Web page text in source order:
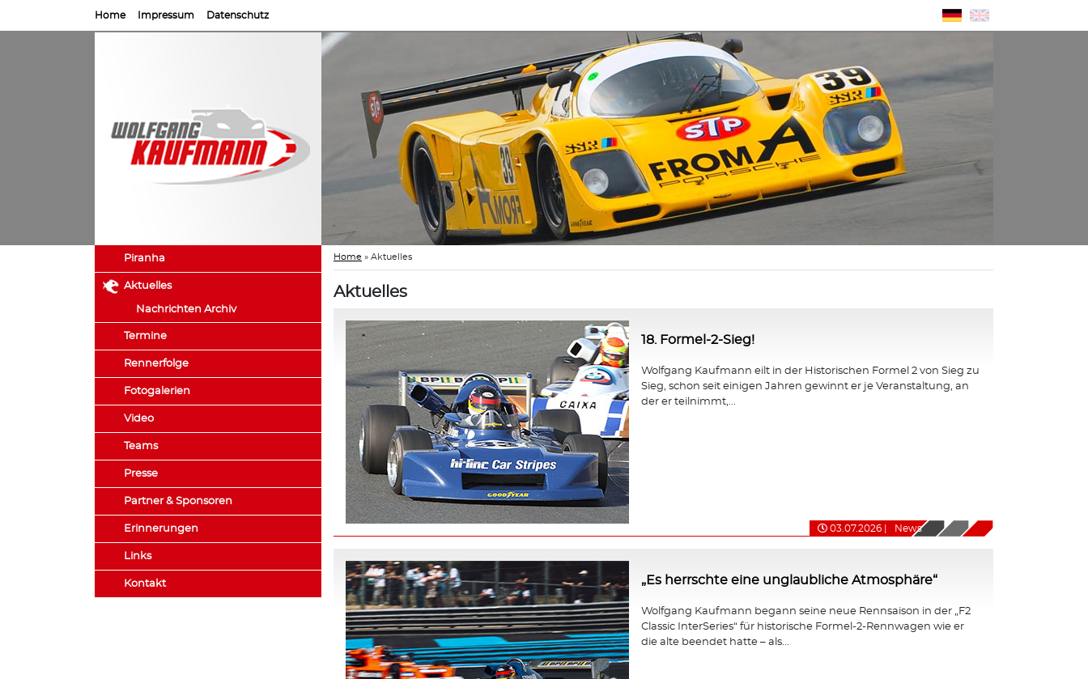
Home Impressum Datenschutz
Piranha
Aktuelles
Nachrichten Archiv
Termine
Rennerfolge
Fotogalerien
Video
Teams
Presse
Partner & Sponsoren
Erinnerungen
Links
Kontakt
Home » Aktuelles
Aktuelles
18. Formel-2-Sieg!
Wolfgang Kaufmann eilt in der Historischen Formel 2 von Sieg zu
Sieg, schon seit einigen Jahren gewinnt er je Veranstaltung, an
der er teilnimmt,...
03.07.2026 News
„Es herrschte eine unglaubliche Atmosphäre“
Wolfgang Kaufmann begann seine neue Rennsaison in der „F2
Classic InterSeries“ für historische Formel-2-Rennwagen wie er
die alte beendet hatte – als...